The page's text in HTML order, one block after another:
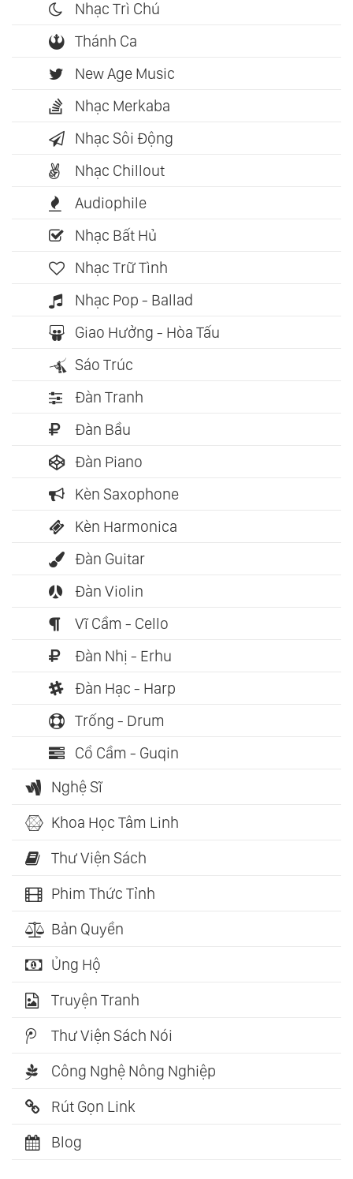
Nhạc Trì Chú
Thánh Ca
New Age Music
Nhạc Merkaba
Nhạc Sôi Động
Nhạc Chillout
Audiophile
Nhạc Bất Hủ
Nhạc Trữ Tình
Nhạc Pop - Ballad
Giao Hưởng - Hòa Tấu
Sáo Trúc
Đàn Tranh
Đàn Bầu
Đàn Piano
Kèn Saxophone
Kèn Harmonica
Đàn Guitar
Đàn Violin
Vĩ Cầm - Cello
Đàn Nhị - Erhu
Đàn Hạc - Harp
Trống - Drum
Cổ Cầm - Guqin
Nghệ Sĩ
Khoa Học Tâm Linh
Thư Viện Sách
Phim Thức Tỉnh
Bản Quyền
Ủng Hộ
Truyện Tranh
Thư Viện Sách Nói
Công Nghệ Nông Nghiệp
Rút Gọn Link
Blog